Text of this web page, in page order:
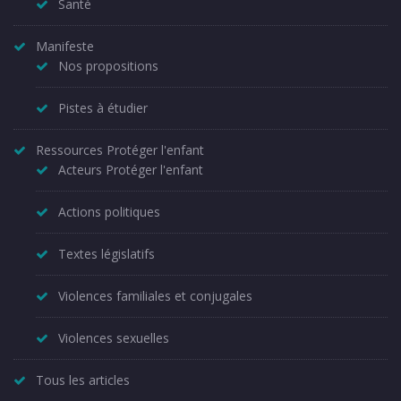
Santé
Manifeste
Nos propositions
Pistes à étudier
Ressources Protéger l'enfant
Acteurs Protéger l'enfant
Actions politiques
Textes législatifs
Violences familiales et conjugales
Violences sexuelles
Tous les articles